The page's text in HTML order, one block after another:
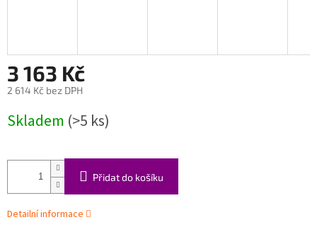
3 163 Kč
2 614 Kč bez DPH
cena:
Skladem (>5 ks)
Přidat do košíku
Detailní informace